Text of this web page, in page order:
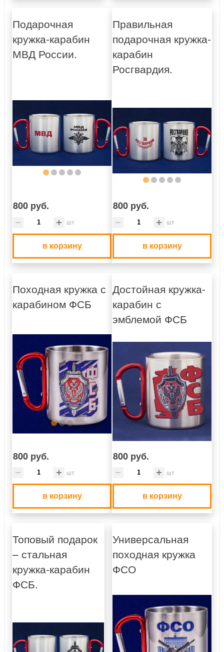
Подарочная
кружка-карабин
МВД России.
800 руб.
шт
в корзину
Правильная
подарочная кружка-
карабин
Росгвардия.
800 руб.
шт
в корзину
Походная кружка с
карабином ФСБ
800 руб.
шт
в корзину
Достойная кружка-
карабин с
эмблемой ФСБ
800 руб.
шт
в корзину
Топовый подарок
– стальная
кружка-карабин
ФСБ.
Универсальная
походная кружка
ФСО